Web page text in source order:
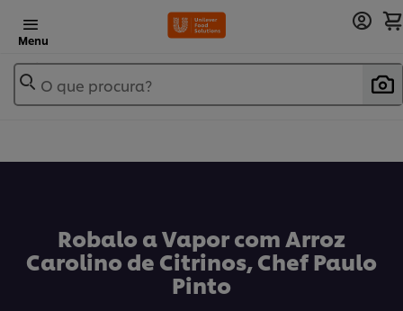
Menu
O que procura?
Robalo a Vapor com Arroz
Carolino de Citrinos, Chef Paulo
Pinto